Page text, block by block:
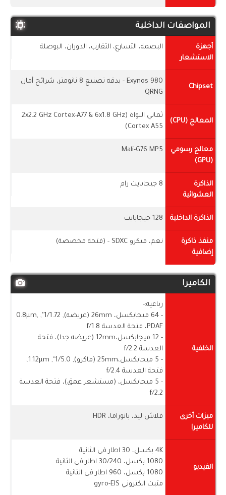
المواصفات الداخلية
أجهزة
الاستشعار
البصمة، التسارع، التقارب، الدوران، البوصلة
Chipset
Exynos 980 - بدقه تصنيع 8 نانومتر، شرائح أمان
QRNG
المعالج (CPU)
ثماني النواة (2x2.2 GHz Cortex-A77 & 6x1.8 GHz
Cortex A55)
معالج رسومي
(GPU)
Mali-G76 MP5
الذاكرة
العشوائية
8 جيجابايت رام
الذاكرة الداخلية 128 جيجابايت
منفذ ذاكرة
إضافية
نعم، ميكرو SDXC - (فتحة مخصصة)
الكاميرا
الخلفية
رباعيه:-
- 64 ميجابكسل، 26mm (عريضه), 1/1.72", 0.8µm,
PDAF، فتحة العدسة f/1.8
- 12 ميجابكسل،12mm (عريضه جدا)، فتحة
العدسة f/2.2
- 5 ميجابكسل،25mm (ماكرو), 1/5.0", 1.12µm،
فتحة العدسة f/2.4
- 5 ميجابكسل، (مستشعر عمق)، فتحة العدسة
f/2.2
ميزات أخرى
للكاميرا
فلاش ليد، بانوراما، HDR
الفيديو
4K بكسل، 30 اطار فى الثانية
1080 بكسل، 30/240 اطار فى الثانية
1080 بكسل، 960 اطار فى الثانية
مثبت الكتروني gyro-EIS